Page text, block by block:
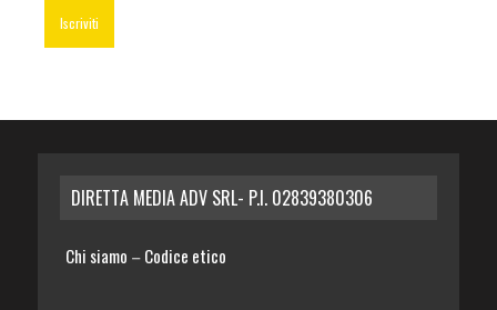
DIRETTA MEDIA ADV SRL- P.I. 02839380306
Chi siamo – Codice etico